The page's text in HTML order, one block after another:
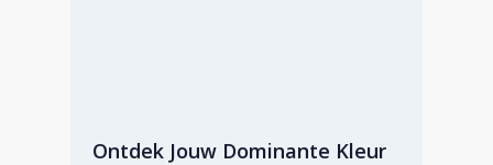
Ontdek Jouw Dominante Kleur